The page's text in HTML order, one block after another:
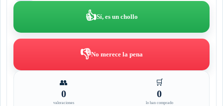
👍Sí, es un chollo
👎No merece la pena
👥
0
valoraciones
🛒
0
lo han comprado